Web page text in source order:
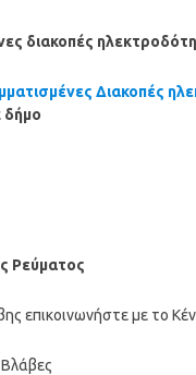
διακοπές
Διακοπές
δήμο
Ρεύματος
επικοινωνήστε με το